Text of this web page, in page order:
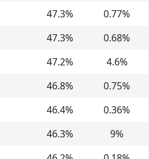
47.3% 0.77%
47.3% 0.68%
47.2% 4.6%
46.8% 0.75%
46.4% 0.36%
46.3% 9%